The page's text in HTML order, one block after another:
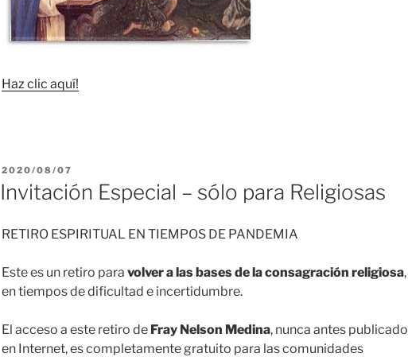
Haz clic aquí!
PUBLICADO
EL
2020/08/07
Invitación Especial – sólo para Religiosas
RETIRO ESPIRITUAL EN TIEMPOS DE PANDEMIA
Este es un retiro para volver a las bases de la consagración religiosa,
en tiempos de dificultad e incertidumbre.
El acceso a este retiro de Fray Nelson Medina, nunca antes publicado
en Internet, es completamente gratuito para las comunidades